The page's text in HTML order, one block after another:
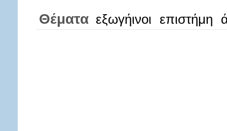
Θέματα εξωγήινοι επιστήμη